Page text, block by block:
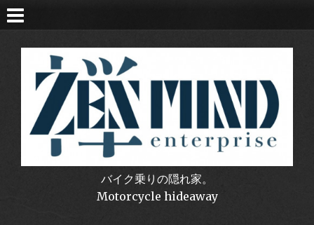
バイク乗りの隠れ家。
Motorcycle hideaway